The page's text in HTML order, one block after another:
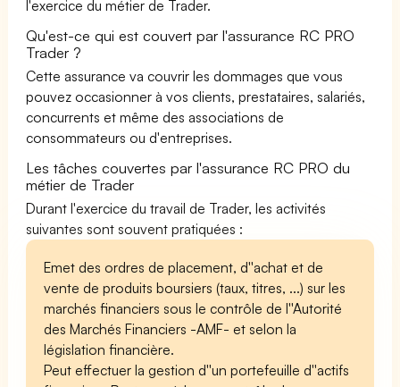
l'exercice du métier de Trader.
Qu'est-ce qui est couvert par l'assurance RC PRO
Trader ?
Cette assurance va couvrir les dommages que vous
pouvez occasionner à vos clients, prestataires, salariés,
concurrents et même des associations de
consommateurs ou d'entreprises.
Les tâches couvertes par l'assurance RC PRO du
métier de Trader
Durant l'exercice du travail de Trader, les activités
suivantes sont souvent pratiquées :
Emet des ordres de placement, d''achat et de
vente de produits boursiers (taux, titres, ...) sur les
marchés financiers sous le contrôle de l''Autorité
des Marchés Financiers -AMF- et selon la
législation financière.
Peut effectuer la gestion d''un portefeuille d''actifs